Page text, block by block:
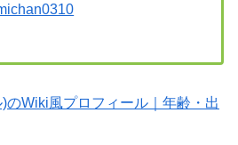
のWiki風プロフィール｜年齢・出